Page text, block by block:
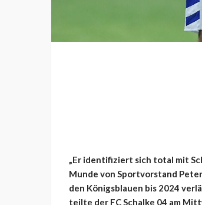
„Er identifiziert sich total mit
Munde von Sportvorstand
den Königsblauen bis 2024
teilte der FC Schalke 04 am